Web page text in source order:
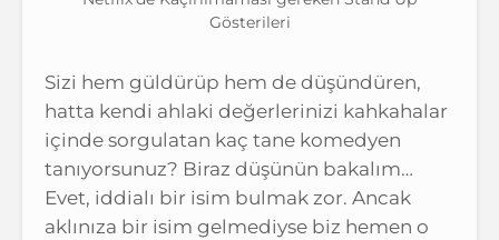
Gösterileri
Sizi hem güldürüp hem de düşündüren,
hatta kendi ahlaki değerlerinizi kahkahalar
içinde sorgulatan kaç tane komedyen
tanıyorsunuz? Biraz düşünün bakalım…
Evet, iddialı bir isim bulmak zor. Ancak
aklınıza bir isim gelmediyse biz hemen o